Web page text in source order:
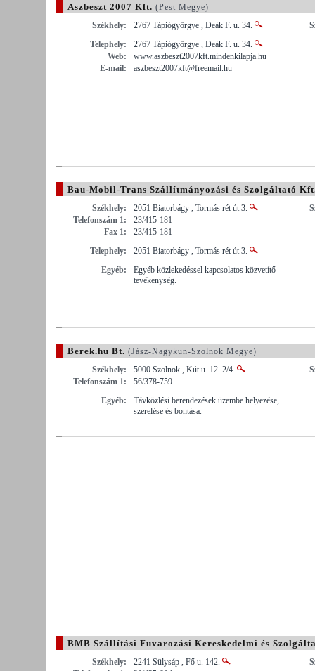
Aszbeszt 2007 Kft. (Pest Megye)
Székhely:
2767 Tápiógyörgye , Deák F. u. 34.
Telephely:
2767 Tápiógyörgye , Deák F. u. 34.
Web:
www.aszbeszt2007kft.mindenkilapja.hu
E-mail:
aszbeszt2007kft@freemail.hu
Bau-Mobil-Trans Szállítmányozási és Szolgáltató
Székhely:
2051 Biatorbágy , Tormás rét út 3.
Telefonszám 1:
23/415-181
Fax 1:
23/415-181
Telephely:
2051 Biatorbágy , Tormás rét út 3.
Egyéb:
Egyéb közlekedéssel kapcsolatos közvetítő
tevékenység.
Berek.hu Bt. (Jász-Nagykun-Szolnok Megye)
Székhely:
5000 Szolnok , Kút u. 12. 2/4.
Telefonszám 1:
56/378-759
Egyéb:
Távközlési berendezések üzembe helyezése,
szerelése és bontása.
BMB Szállítási Fuvarozási Kereskedelmi és
Székhely:
2241 Sülysáp , Fő u. 142.